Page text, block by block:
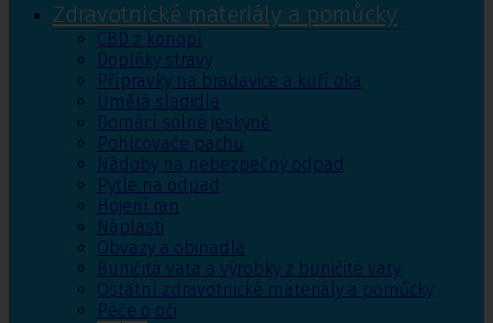
Zdravotnické materiály a pomůcky
CBD z konopí
Doplňky stravy
Přípravky na bradavice a kuří oka
Umělá sladidla
Domácí solné jeskyně
Pohlcovače pachu
Nádoby na nebezpečný odpad
Pytle na odpad
Hojení ran
Náplasti
Obvazy a obinadla
Buničitá vata a výrobky z buničité vaty
Ostatní zdravotnické materiály a pomůcky
Péče o oči